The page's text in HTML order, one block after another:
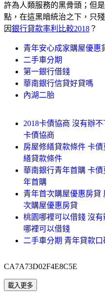
許為人類服務的黑骨頭；但
點，在這黑暗統治之下，只
因銀行貸款率利比較2018 ？
青年安心成家購屋優惠
二手車分期
第一銀行借錢
華南銀行信貸好貸嗎
內湖二胎
2018卡債協商 沒有辦
卡債協商
房屋修繕貸款條件 卡
繕貸款條件
華南銀行青年首購 卡
年首購
青年首次購屋優惠房貸
次購屋優惠房貸
桃園哪裡可以借錢 沒
哪裡可以借錢
二手車分期 青年貸款
CA7A73D02F4E8C5E
載入更多